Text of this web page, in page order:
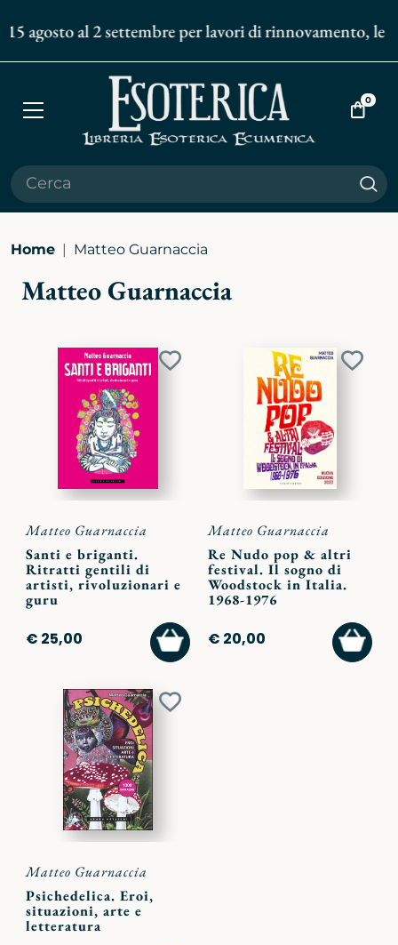
agosto al 2 settembre per lavori di rinnovamento,
Apri
Vai
0
Home Matteo Guarnaccia
Matteo Guarnaccia
Aggiungi
Matteo Guarnaccia
Santi e briganti.
Ritratti gentili di
artisti, rivoluzionari e
guru
€ 25,00
AGGIUNGI
AL
CARRELLO
Matteo Guarnaccia
Re Nudo pop & altri
festival. Il sogno di
Woodstock in Italia.
1968-1976
€ 20,00
AL
Aggiungi
Matteo Guarnaccia
Psichedelica. Eroi,
situazioni, arte e
letteratura